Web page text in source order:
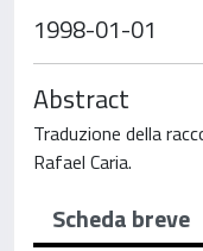
1998-01-01
Abstract
Traduzione della
Rafael Caria.
Scheda breve